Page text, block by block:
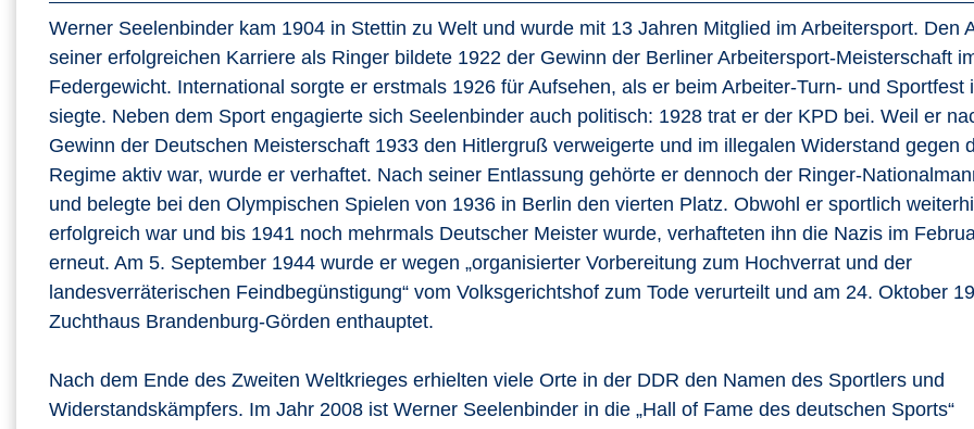
Werner Seelenbinder kam 1904 in Stettin zu Welt und wurde mit 13 Jahren Mitglied im Arbeitersport. Den
seiner erfolgreichen Karriere als Ringer bildete 1922 der Gewinn der Berliner Arbeitersport-Meisterschaft
Federgewicht. International sorgte er erstmals 1926 für Aufsehen, als er beim Arbeiter-Turn- und Sportfest
siegte. Neben dem Sport engagierte sich Seelenbinder auch politisch: 1928 trat er der KPD bei. Weil er
Gewinn der Deutschen Meisterschaft 1933 den Hitlergruß verweigerte und im illegalen Widerstand gegen
Regime aktiv war, wurde er verhaftet. Nach seiner Entlassung gehörte er dennoch der Ringer-
und belegte bei den Olympischen Spielen von 1936 in Berlin den vierten Platz. Obwohl er sportlich
erfolgreich war und bis 1941 noch mehrmals Deutscher Meister wurde, verhafteten ihn die Nazis im
erneut. Am 5. September 1944 wurde er wegen „organisierter Vorbereitung zum Hochverrat und der
landesverräterischen Feindbegünstigung“ vom Volksgerichtshof zum Tode verurteilt und am 24. Oktober
Zuchthaus Brandenburg-Görden enthauptet.
Nach dem Ende des Zweiten Weltkrieges erhielten viele Orte in der DDR den Namen des Sportlers und
Widerstandskämpfers. Im Jahr 2008 ist Werner Seelenbinder in die „Hall of Fame des deutschen Sports“